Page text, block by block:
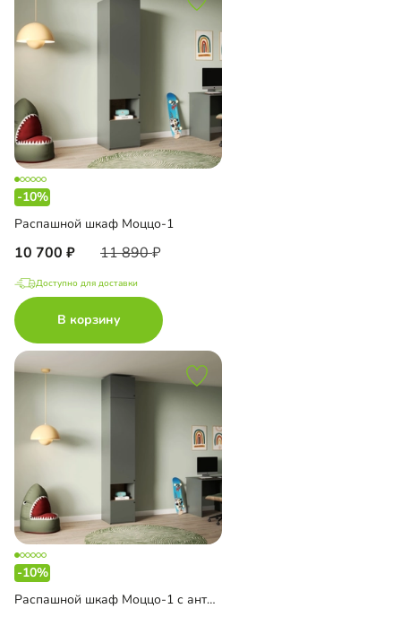
-10%
Распашной шкаф Моццо-1
10 700 11 890
Доступно для доставки
В корзину
-10%
Распашной шкаф Моццо-1 с антресолью